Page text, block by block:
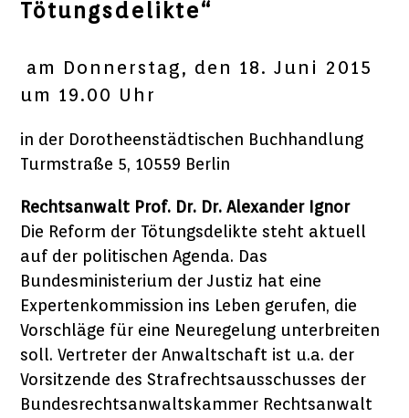
Tötungsdelikte“
am Donnerstag, den 18. Juni 2015
um 19.00 Uhr
in der Dorotheenstädtischen Buchhandlung
Turmstraße 5, 10559 Berlin
Rechtsanwalt Prof. Dr. Dr. Alexander Ignor
Die Reform der Tötungsdelikte steht aktuell
auf der politischen Agenda. Das
Bundesministerium der Justiz hat eine
Expertenkommission ins Leben gerufen, die
Vorschläge für eine Neuregelung unterbreiten
soll. Vertreter der Anwaltschaft ist u.a. der
Vorsitzende des Strafrechtsausschusses der
Bundesrechtsanwaltskammer Rechtsanwalt